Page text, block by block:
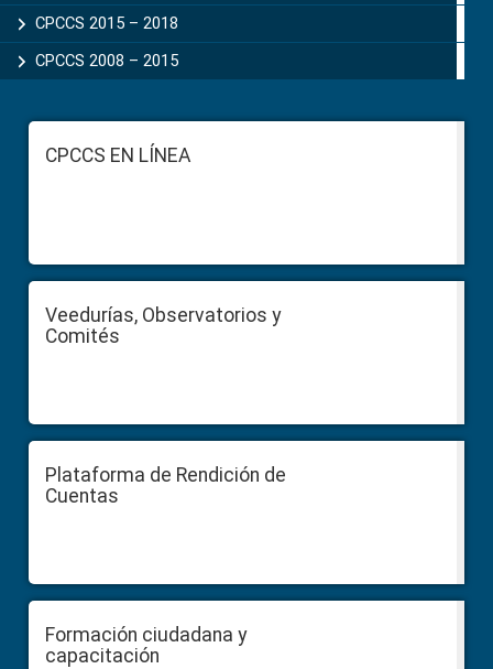
CPCCS 2015 – 2018
CPCCS 2008 – 2015
FooterCPCCS EN LÍNEA
Veedurías, Observatorios y
Comités
Plataforma de Rendición de
Cuentas
Formación ciudadana y
capacitación